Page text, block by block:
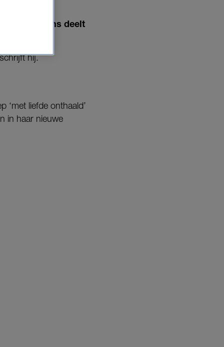
Frans deelt
hij.
‘met liefde onthaald’
in haar nieuwe